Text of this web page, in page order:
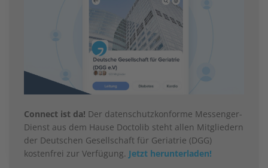
Connect ist da! Der datenschutzkonforme Messenger-
Dienst aus dem Hause Doctolib steht allen Mitgliedern
der Deutschen Gesellschaft für Geriatrie (DGG)
kostenfrei zur Verfügung. Jetzt herunterladen!